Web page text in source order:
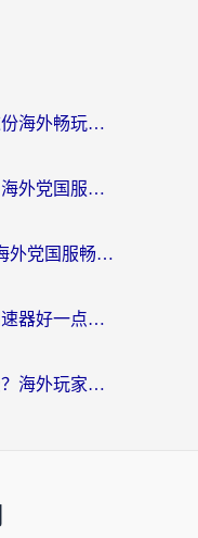
国外玩英雄联盟延迟高？这份海外畅玩国服游戏的加速器终极指南帮你搞定
国外可不可以打王牌战士？海外党国服游戏加速终极指南（附3款热门游戏实测）
在欧洲能玩剑网3吗手游？海外党国服畅玩终极攻略（附三大热门游戏解决方案）
在国外玩卡拉彼丘用什么加速器好一点？海外党亲测有效的国服游戏加速指南
漫威：未来之战加速器免费？海外玩家国服畅玩终极指南（附一梦江湖弈剑行解决方案）